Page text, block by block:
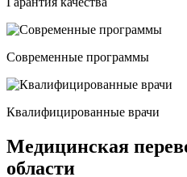
Современные программы
Квалифицированные врачи
Медицинская
области